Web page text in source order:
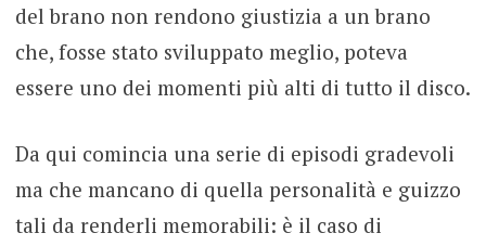
del brano non rendono giustizia a un brano
che, fosse stato sviluppato meglio, poteva
essere uno dei momenti più alti di tutto il disco.
Da qui comincia una serie di episodi gradevoli
ma che mancano di quella personalità e guizzo
tali da renderli memorabili: è il caso di